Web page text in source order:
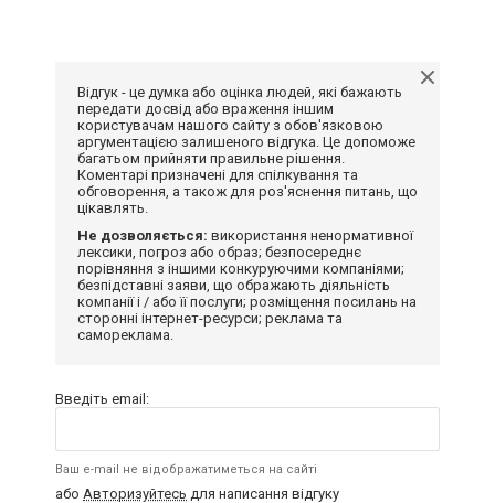
Відгук - це думка або оцінка людей, які бажають
передати досвід або враження іншим
користувачам нашого сайту з обов'язковою
аргументацією залишеного відгука. Це допоможе
багатьом прийняти правильне рішення.
Коментарі призначені для спілкування та
обговорення, а також для роз'яснення питань, що
цікавлять.
Не дозволяється: використання ненормативної
лексики, погроз або образ; безпосереднє
порівняння з іншими конкуруючими компаніями;
безпідставні заяви, що ображають діяльність
компанії і / або її послуги; розміщення посилань на
сторонні інтернет-ресурси; реклама та
самореклама.
Введіть email:
Ваш e-mail не відображатиметься на сайті
або Авторизуйтесь для написання відгуку